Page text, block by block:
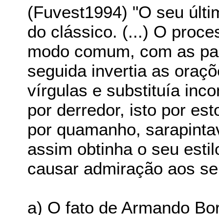
(Fuvest1994) "O seu
do clássico. (...) O
modo comum, com as
seguida invertia as
vírgulas e substituía
por derredor, isto por
por quamanho,
assim obtinha o seu
causar admiração aos
a) O fato de Armando